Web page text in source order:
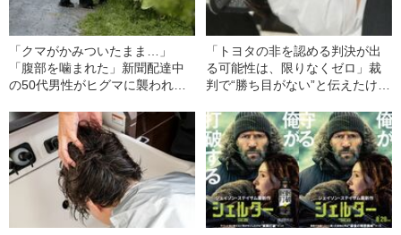
「クマがかみついたまま…」
「腹部を噛まれた」新聞配達中
の50代男性がヒグマに襲われて
た“生々しい痕跡”
「トヨタの非を認める判決が出
る可能性は、限りなくゼロ」裁
判で“勝ち目がない”と伝えたけれ
幸三を説得できなかった「長男
の葛藤」